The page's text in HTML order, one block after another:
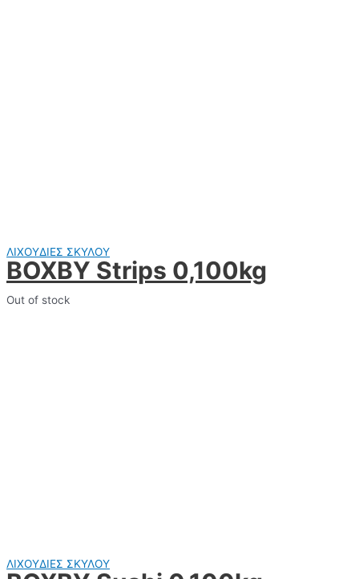
ΛΙΧΟΥΔΙΕΣ ΣΚΥΛΟΥ
BOXBY Strips 0,100kg
Out of stock
ΛΙΧΟΥΔΙΕΣ ΣΚΥΛΟΥ